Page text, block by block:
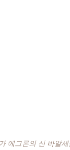
에그론의 신 바알세